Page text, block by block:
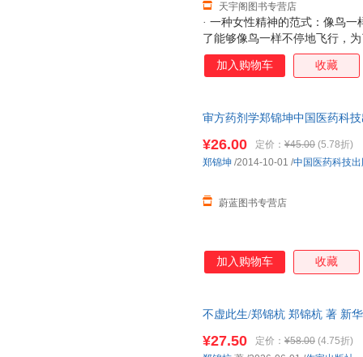
· 一种女性精神的范式：像鸟
了能够像鸟一样不停地飞行，
注一掷，不权宜，不依附，不
穷水尽的孤独中找回丢失的才
知识女性的精神突围，抵达了
育要能够带领学生挑战对对哲
宙以及信仰的思考。”“教育只
天宇阁图书专营店
加入购物车 收藏
审方药剂学郑锦坤中国医药科
¥26.00 定价： ¥45.00 (5.78折)
蔚蓝图书专营店
郑锦坤 /2014-10-01 /中国医药科技
加入购物车 收藏
不虚此生/郑锦杭 郑锦杭 著 新
¥27.50 定价： ¥58.00 (4.75折)